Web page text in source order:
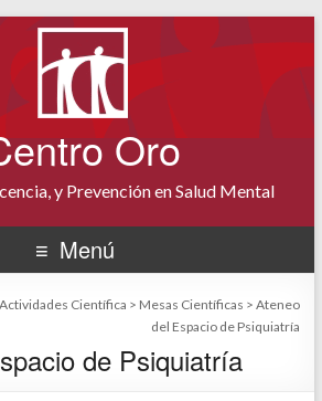
Oro
y Prevención en Salud Mental
Menú
Actividades Científica > Mesas Científicas >Ateneo
del Espacio de Psiquiatría
de Psiquiatría